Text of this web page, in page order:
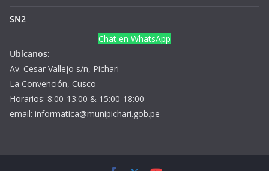
SN2
Chat en WhatsApp
Ubícanos:
Av. Cesar Vallejo s/n, Pichari
La Convención, Cusco
Horarios: 8:00-13:00 & 15:00-18:00
email: informatica@munipichari.gob.pe